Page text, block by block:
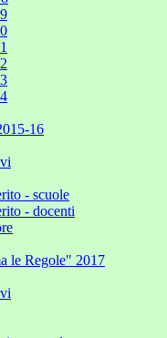
16
- scuole
- docenti
le Regole" 2017